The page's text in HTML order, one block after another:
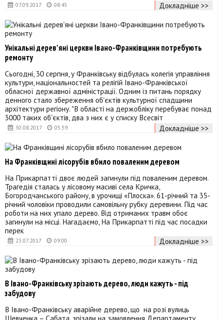
07.09.2017 08:45
Докладніше >>
30.08.2017 05:59
Унікальні дерев'яні церкви Івано-Франківщини потребують
ремонту
Сьогодні, 30 серпня, у Франківську відбулась колегія управління
культури, національностей та релігій Івано-Франківської
обласної державної адміністрації. Одним із питань порядку
денного стало збереження об'єктів культурної спадщини
архітектури регіону. "В області на держобліку перебуває понад
3000 таких об'єктів, два з них є у списку Всесвіт
Докладніше >>
23.07.2017 09:00
На Франківщині лісорубів вбило поваленим деревом
На Прикарпатті двоє людей загинули під поваленим деревом.
Трагедія сталась у лісовому масиві села Кричка,
Богородчанського району, в урочищі «Плоска». 61-річний та 35-
річний чоловіки проводили самовільну рубку деревини. Під час
роботи на них упало дерево. Від отриманих травм обоє
загинули на місці. Нагадаємо, На Прикарпатті під час посадки
перек
Докладніше >>
В Івано-Франківську зрізають дерево, люди кажуть - під
забудову
В Івано-Франківську аварійне дерево, що на розі вулиць